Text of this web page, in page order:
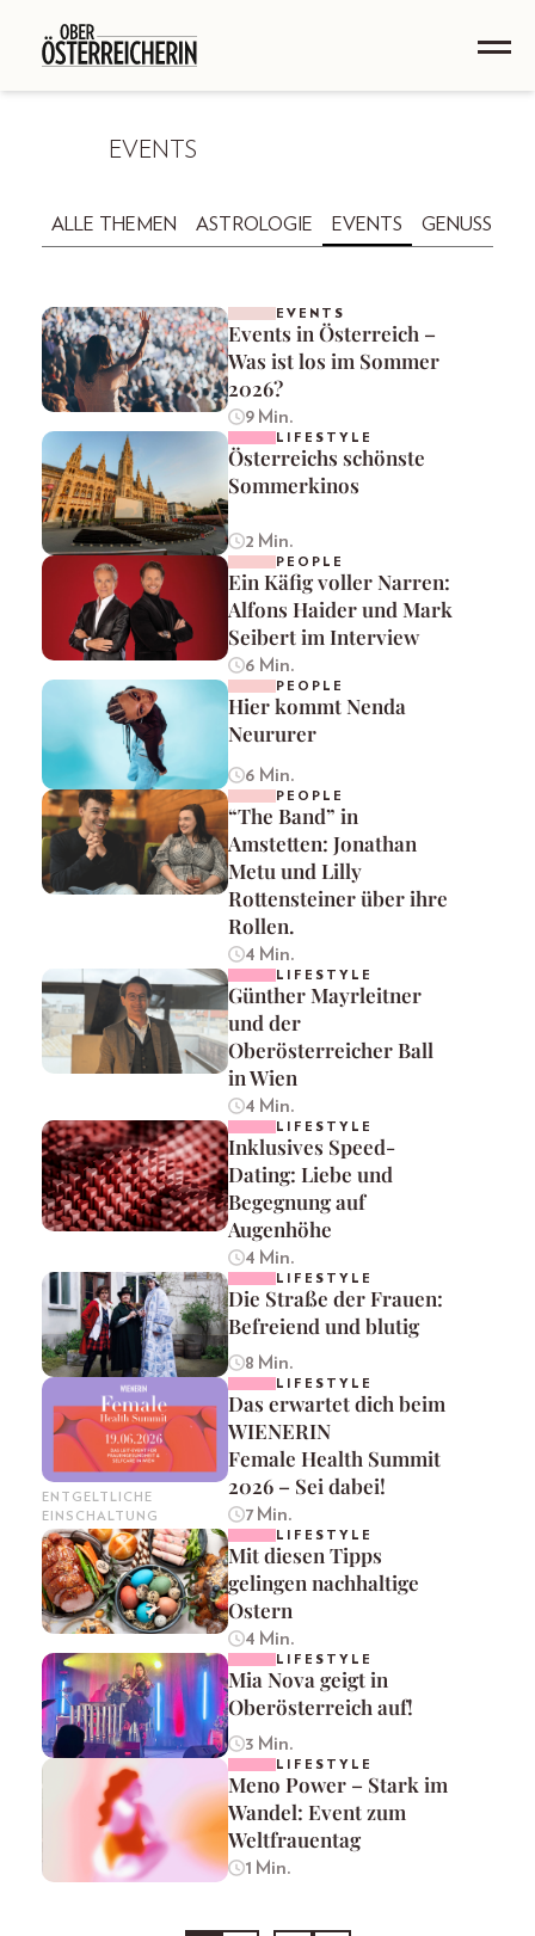
EVENTS
ALLE THEMEN ASTROLOGIE EVENTS GENUSS
EVENTS
Events in Österreich –
Was ist los im Sommer
2026?
9 Min.
LIFESTYLE
Österreichs schönste
Sommerkinos
2 Min.
PEOPLE
Ein Käfig voller Narren:
Alfons Haider und Mark
Seibert im Interview
6 Min.
PEOPLE
Hier kommt Nenda
Neururer
6 Min.
PEOPLE
“The Band” in
Amstetten: Jonathan
Metu und Lilly
Rottensteiner über ihre
Rollen.
4 Min.
LIFESTYLE
Günther Mayrleitner
und der
Oberösterreicher Ball
in Wien
4 Min.
LIFESTYLE
Inklusives Speed-
Dating: Liebe und
Begegnung auf
Augenhöhe
4 Min.
LIFESTYLE
Die Straße der Frauen:
Befreiend und blutig
8 Min.
ENTGELTLICHE
EINSCHALTUNG
LIFESTYLE
Das erwartet dich beim
WIENERIN
Female Health Summit
2026 – Sei dabei!
7 Min.
LIFESTYLE
Mit diesen Tipps
gelingen nachhaltige
Ostern
4 Min.
LIFESTYLE
Mia Nova geigt in
Oberösterreich auf!
3 Min.
LIFESTYLE
Meno Power – Stark im
Wandel: Event zum
Weltfrauentag
1 Min.